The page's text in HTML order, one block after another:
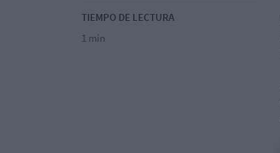
TIEMPO DE LECTURA
1 min